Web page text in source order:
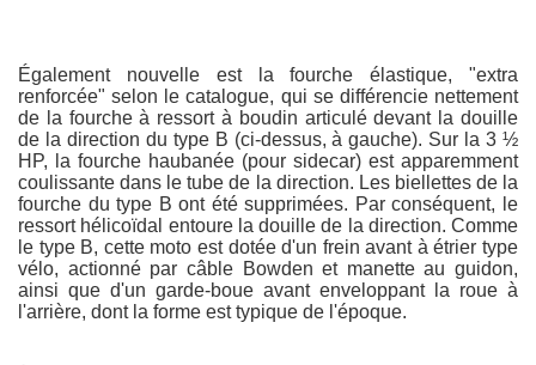
Également nouvelle est la fourche élastique, "extra
renforcée" selon le catalogue, qui se différencie nettement
de la fourche à ressort à boudin articulé devant la douille
de la direction du type B (ci-dessus, à gauche). Sur la 3 ½
HP, la fourche haubanée (pour sidecar) est apparemment
coulissante dans le tube de la direction. Les biellettes de la
fourche du type B ont été supprimées. Par conséquent, le
ressort hélicoïdal entoure la douille de la direction. Comme
le type B, cette moto est dotée d'un frein avant à étrier type
vélo, actionné par câble Bowden et manette au guidon,
ainsi que d'un garde-boue avant enveloppant la roue à
l'arrière, dont la forme est typique de l'époque.